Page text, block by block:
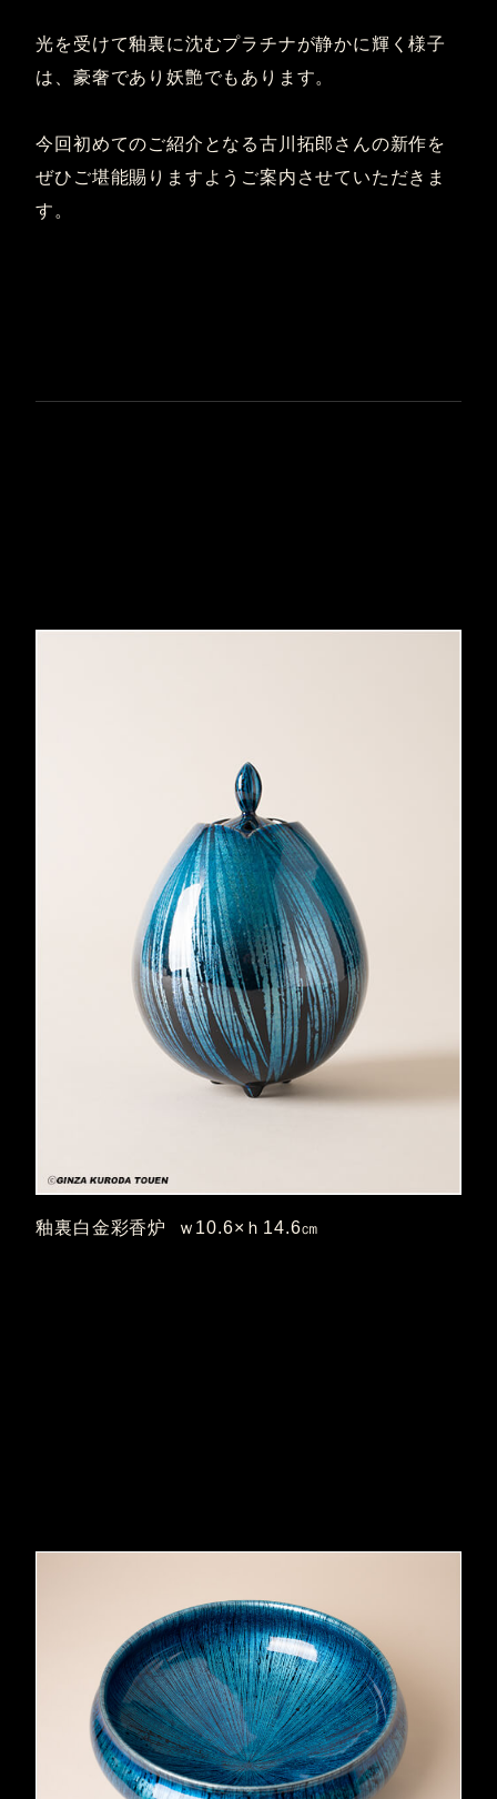
光を受けて釉裏に沈むプラチナが静かに輝く様子
は、豪奢であり妖艶でもあります。
今回初めてのご紹介となる古川拓郎さんの新作を
ぜひご堪能賜りますようご案内させていただきま
す。
釉裏白金彩香炉 ｗ10.6×ｈ14.6㎝